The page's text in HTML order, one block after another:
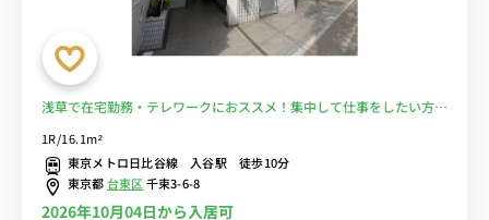
浅草で在宅勤務・テレワークにおススメ！集中して仕事をしたい方
1R/16.1m²
東京メトロ日比谷線 入谷駅 徒歩10分
東京都台東区千束3-6-8
2026年10月04日から入居可